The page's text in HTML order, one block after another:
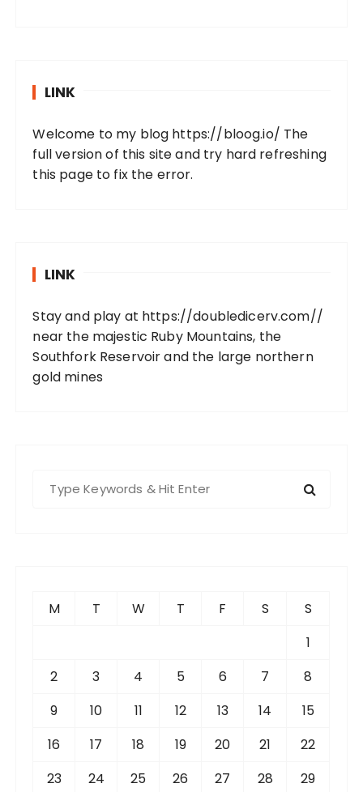
LINK
Welcome to my blog https://bloog.io/ The
full version of this site and try hard refreshing
this page to fix the error.
LINK
Stay and play at https://doubledicerv.com//
near the majestic Ruby Mountains, the
Southfork Reservoir and the large northern
gold mines
M T W T F S
S
1
2
3 4 5 6 7
8
9
10 11 12 13 14
15
16
17 18 19 20 21
22
23
24 25 26 27 28
29